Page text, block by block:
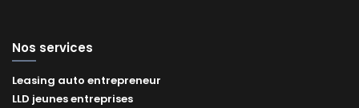
Nos services
Leasing auto entrepreneur
LLD jeunes entreprises